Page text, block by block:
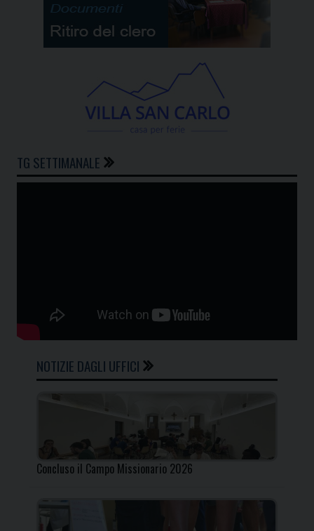
TG SETTIMANALE
NOTIZIE DAGLI UFFICI
Concluso il Campo Missionario 2026